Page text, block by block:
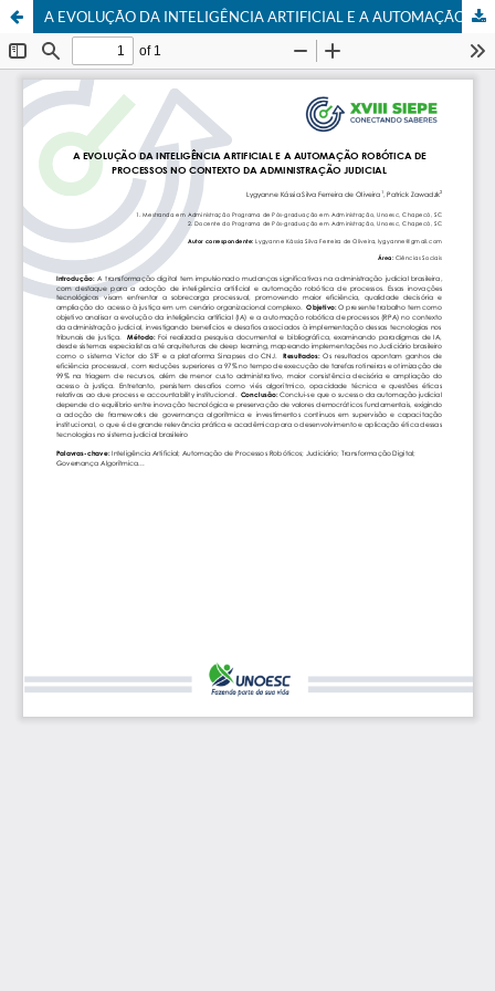
A EVOLUÇÃO DA INTELIGÊNCIA ARTIFICIAL E A AUTOMAÇÃO ROBÓTICA DE PROCESSOS NO CONTEXTO DA ADMINISTRAÇÃO JUDICIAL